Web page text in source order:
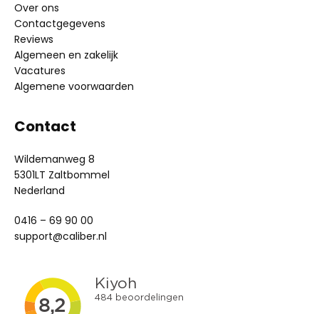
Over ons
Contactgegevens
Reviews
Algemeen en zakelijk
Vacatures
Algemene voorwaarden
Contact
Wildemanweg 8
5301LT Zaltbommel
Nederland
0416 – 69 90 00
support@caliber.nl